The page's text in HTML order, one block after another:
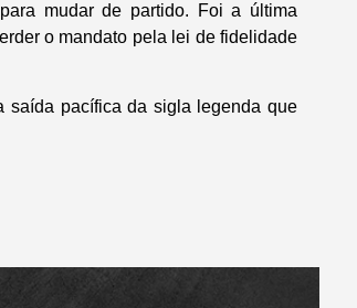
mudar de partido. Foi a última
o mandato pela lei de fidelidade
saída pacífica da sigla legenda que